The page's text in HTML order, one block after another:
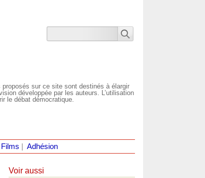
sur ce site sont destinés à élargir
développée par les auteurs. L’utilisation
le débat démocratique.
Films Adhésion
Voir aussi